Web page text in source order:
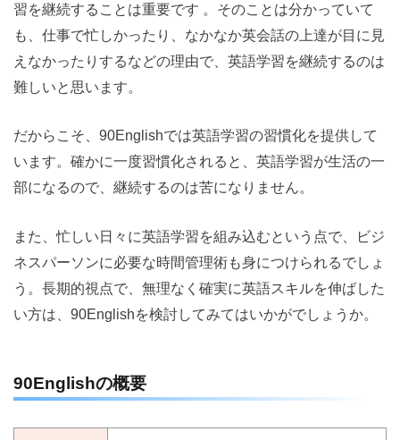
習を継続することは重要です 。そのことは分かっていて
も、仕事で忙しかったり、なかなか英会話の上達が目に見
えなかったりするなどの理由で、英語学習を継続するのは
難しいと思います。
だからこそ、90Englishでは英語学習の習慣化を提供して
います。確かに一度習慣化されると、英語学習が生活の一
部になるので、継続するのは苦になりません。
また、忙しい日々に英語学習を組み込むという点で、ビジ
ネスパーソンに必要な時間管理術も身につけられるでしょ
う。長期的視点で、無理なく確実に英語スキルを伸ばした
い方は、90Englishを検討してみてはいかがでしょうか。
90Englishの概要